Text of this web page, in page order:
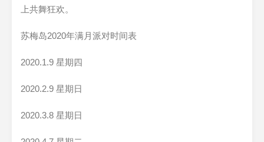
上共舞狂欢。
苏梅岛2020年满月派对时间表
2020.1.9 星期四
2020.2.9 星期日
2020.3.8 星期日